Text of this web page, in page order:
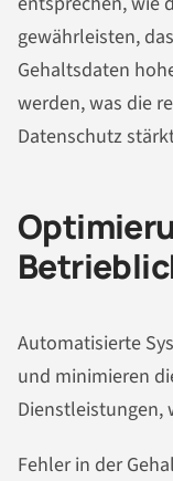
gewährleisten,
Gehaltsdaten
werden, was die
Datenschutz
Automatisierte
und minimieren
Dienstleistungen,
Fehler in der